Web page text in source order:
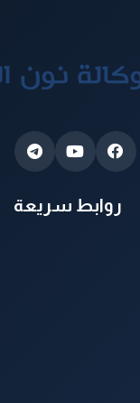
روابط سريعة